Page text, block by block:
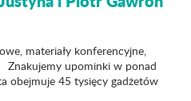
materiały konferencyjne,
upominki w ponad
obejmuje 45 tysięcy gadżetów